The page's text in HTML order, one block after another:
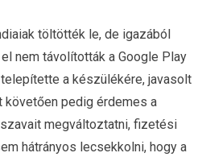
töltötték le, de igazából
nem távolították a Google Play
a készülékére, javasolt
követően pedig érdemes a
megváltoztatni, fizetési
hátrányos lecsekkolni, hogy a